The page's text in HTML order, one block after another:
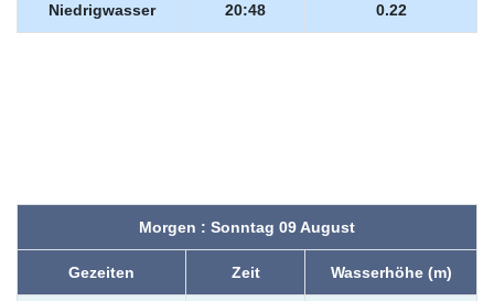
Niedrigwasser 20:48 0.22
Morgen : Sonntag 09 August
Gezeiten Zeit Wasserhöhe (m)